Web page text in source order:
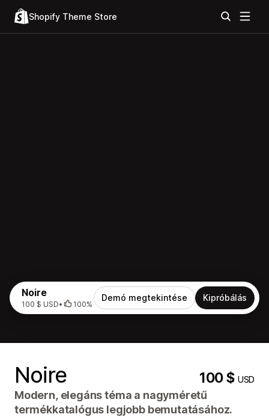
Shopify Theme Store
Noire
100 $ USD• 100%
Demó megtekintése Kipróbálás
Noire 100 $USD
Modern, elegáns téma a nagyméretű
termékkatalógus legjobb bemutatásához.